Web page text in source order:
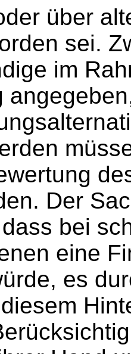
über
sei.
im
Der
bei
eine
es